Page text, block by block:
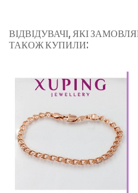
ВІДВІДУВАЧІ, ЯКІ
ТАКОЖ КУПИЛИ: